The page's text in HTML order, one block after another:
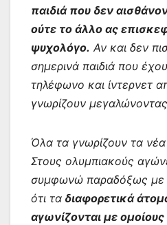
παιδιά που δεν
ούτε το άλλο ας
ψυχολόγο. Αν και δεν
σημερινά παιδιά που
τηλέφωνο και ίντερνετ
γνωρίζουν
Όλα τα γνωρίζουν τα νέα
Στους ολυμπιακούς
συμφωνώ παραδόξως με
ότι τα διαφορετικά
αγωνίζονται με ομοίους